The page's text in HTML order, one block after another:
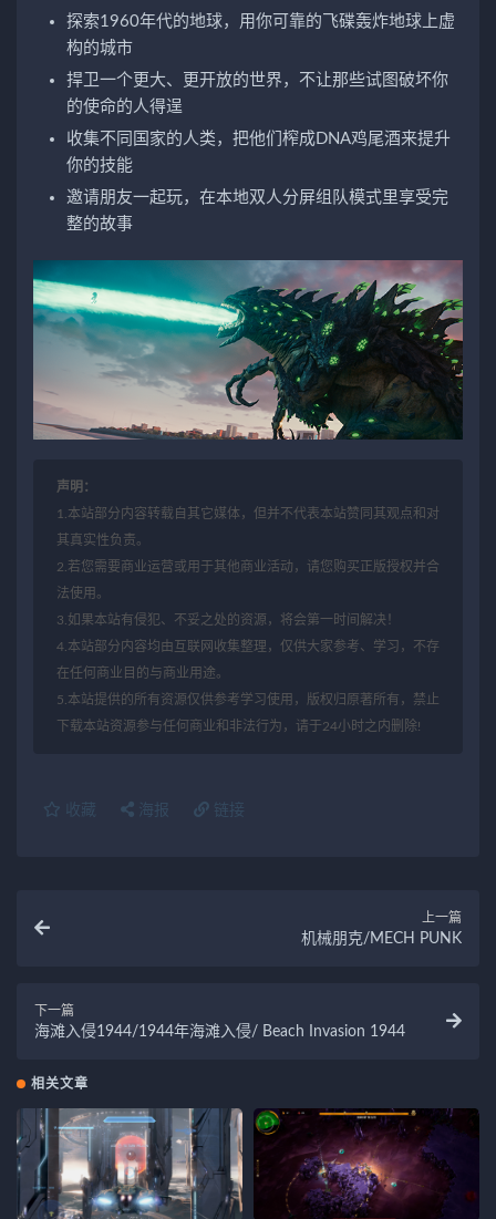
探索1960年代的地球，用你可靠的飞碟轰炸地球上虚
构的城市
捍卫一个更大、更开放的世界，不让那些试图破坏你
的使命的人得逞
收集不同国家的人类，把他们榨成DNA鸡尾酒来提升
你的技能
邀请朋友一起玩，在本地双人分屏组队模式里享受完
整的故事
声明：
1.本站部分内容转载自其它媒体，但并不代表本站赞同其观点和对
其真实性负责。
2.若您需要商业运营或用于其他商业活动，请您购买正版授权并合
法使用。
3.如果本站有侵犯、不妥之处的资源，将会第一时间解决！
4.本站部分内容均由互联网收集整理，仅供大家参考、学习，不存
在任何商业目的与商业用途。
5.本站提供的所有资源仅供参考学习使用，版权归原著所有，禁止
下载本站资源参与任何商业和非法行为，请于24小时之内删除!
收藏 海报 链接
上一篇
机械朋克/MECH PUNK
下一篇
海滩入侵1944/1944年海滩入侵/ Beach Invasion 1944
相关文章